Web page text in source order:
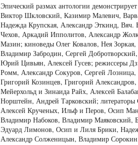
Эпический размах антологии
Виктор Шкловский, Казимир Малевич,
Надежда Крупская, Александр Эткинд,
Чехов, Аркадий Ипполитов, Александр
Мазин; киноведы Олег Ковалов, Нея
Владимир Забродин, Сергей
Юрий Цивьян, Алексей Гусев; режиссеры
Ромм, Александр Сокуров, Сергей Лозница,
Григорий Козинцев, Григорий Александров,
Мейерхольд и Зинаида Райх, Алексей
Норштейн, Андрей Тарковский; литераторы
Алексей Крученых, Ильф и Перов, Осип
Владимир Набоков, Владимир Маяковский,
Эдуард Лимонов, Осип и Лиля Брики,
Александр Солженицын, Владимир